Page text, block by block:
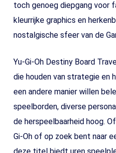
toch genoeg diepgang voor
kleurrijke graphics en
nostalgische sfeer van de
Yu-Gi-Oh Destiny Board
die houden van strategie en
een andere manier willen
speelborden, diverse
de herspeelbaarheid hoog.
Gi-Oh of op zoek bent naar